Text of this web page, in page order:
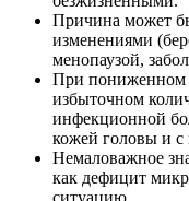
Причина может
изменениями
менопаузой,
При пониженном
избыточном
инфекционной
кожей головы и с
Немаловажное
как дефицит
ситуацию.